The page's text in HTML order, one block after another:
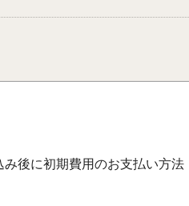
後に初期費用のお支払い方法